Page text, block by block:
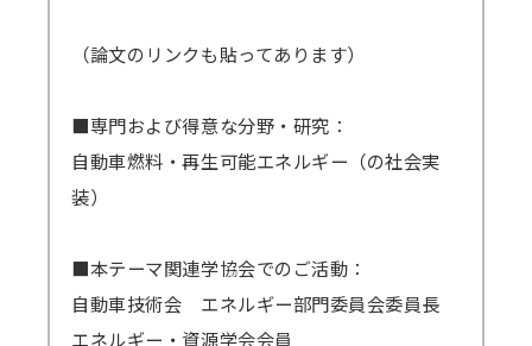
（論文のリンクも貼ってあります）
■専門および得意な分野・研究：
自動車燃料・再生可能エネルギー（の社会実
装）
■本テーマ関連学協会でのご活動：
自動車技術会 エネルギー部門委員会委員長
エネルギー・資源学会会員